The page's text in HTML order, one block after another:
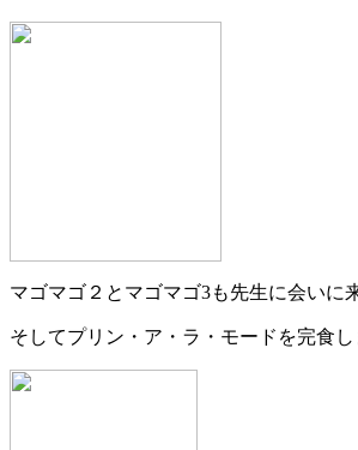
マゴマゴ２とマゴマゴ3も先生に会いに
そしてプリン・ア・ラ・モードを完食し